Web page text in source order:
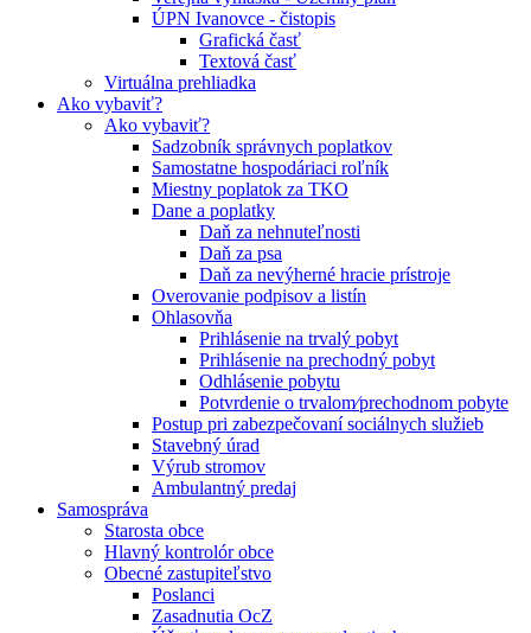
ÚPN Ivanovce - čistopis
Grafická časť
Textová časť
Virtuálna prehliadka
Ako vybaviť?
Ako vybaviť?
Sadzobník správnych poplatkov
Samostatne hospodáriaci roľník
Miestny poplatok za TKO
Dane a poplatky
Daň za nehnuteľnosti
Daň za psa
Daň za nevýherné hracie prístroje
Overovanie podpisov a listín
Ohlasovňa
Prihlásenie na trvalý pobyt
Prihlásenie na prechodný pobyt
Odhlásenie pobytu
Potvrdenie o trvalom⁄prechodnom pobyte
Postup pri zabezpečovaní sociálnych služieb
Stavebný úrad
Výrub stromov
Ambulantný predaj
Samospráva
Starosta obce
Hlavný kontrolór obce
Obecné zastupiteľstvo
Poslanci
Zasadnutia OcZ